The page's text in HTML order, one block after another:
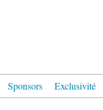
Sponsors Exclusivité